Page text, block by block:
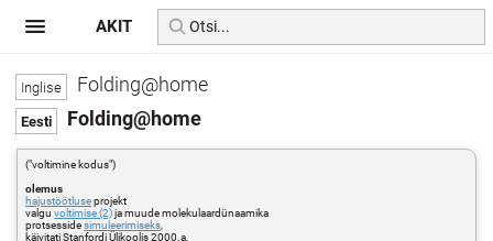
Folding@home
Folding@home
("voltimine kodus")
olemus
hajustöötluseprojekt
valguvoltimise (2)ja muude molekulaardünaamika
protsessidesimuleerimiseks
käivitati Stanfordi Ülikoolis 2000.a,
AKIT